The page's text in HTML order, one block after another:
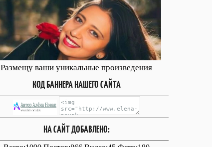
Размещу ваши уникальные произведения
КОД БАННЕРА НАШЕГО САЙТА
НА САЙТ ДОБАВЛЕНО: